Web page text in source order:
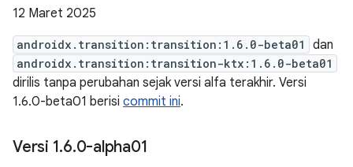
12 Maret 2025
androidx.transition:transition:1.6.0-beta01 dan
androidx.transition:transition-ktx:1.6.0-beta01
dirilis tanpa perubahan sejak versi alfa terakhir. Versi
1.6.0-beta01 berisi commit ini.
Versi 1.6.0-alpha01